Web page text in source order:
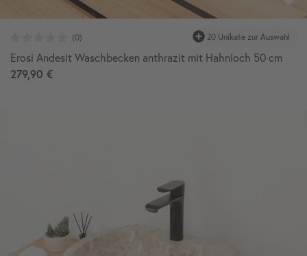
20 Unikate zur Auswahl
Erosi Andesit Waschbecken anthrazit mit Hahnloch 50 cm
279,90 €